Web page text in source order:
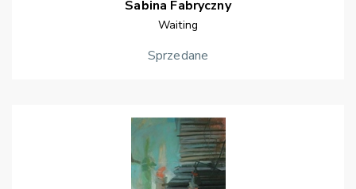
Sabina Fabryczny
Waiting
Sprzedane